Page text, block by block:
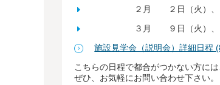
２月 ２日（火）、 ９日
３月 ９日（火）、１６
施設見学会（説明会）詳細日程
こちらの日程で都合がつかない方に
ぜひ、お気軽にお問い合わせ下さい。